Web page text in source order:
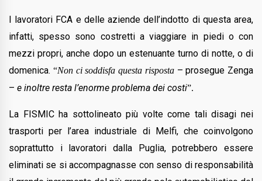
I lavoratori FCA e delle aziende dell’indotto di questa area,
infatti, spesso sono costretti a viaggiare in piedi o con
mezzi propri, anche dopo un estenuante turno di notte, o di
domenica. “Non ci soddisfa questa risposta– prosegue Zenga
– e inoltre resta l’enorme problema dei costi”.
La FISMIC ha sottolineato più volte come tali disagi nei
trasporti per l’area industriale di Melfi, che coinvolgono
soprattutto i lavoratori dalla Puglia, potrebbero essere
eliminati se si accompagnasse con senso di responsabilità